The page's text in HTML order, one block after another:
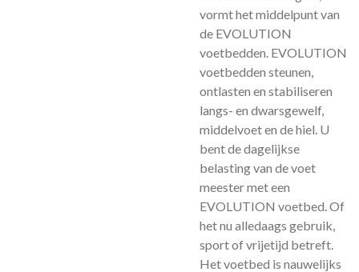
vormt het middelpunt van
de EVOLUTION
voetbedden. EVOLUTION
voetbedden steunen,
ontlasten en stabiliseren
langs- en dwarsgewelf,
middelvoet en de hiel. U
bent de dagelijkse
belasting van de voet
meester met een
EVOLUTION voetbed. Of
het nu alledaags gebruik,
sport of vrijetijd betreft.
Het voetbed is nauwelijks